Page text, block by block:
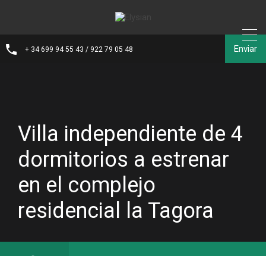
+ 34 699 94 55 43 / 922 79 05 48 Enviar
Villa independiente de 4
dormitorios a estrenar
en el complejo
residencial la Tagora